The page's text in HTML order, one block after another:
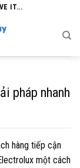
IT...
pháp nhanh
hàng tiếp cận
một cách